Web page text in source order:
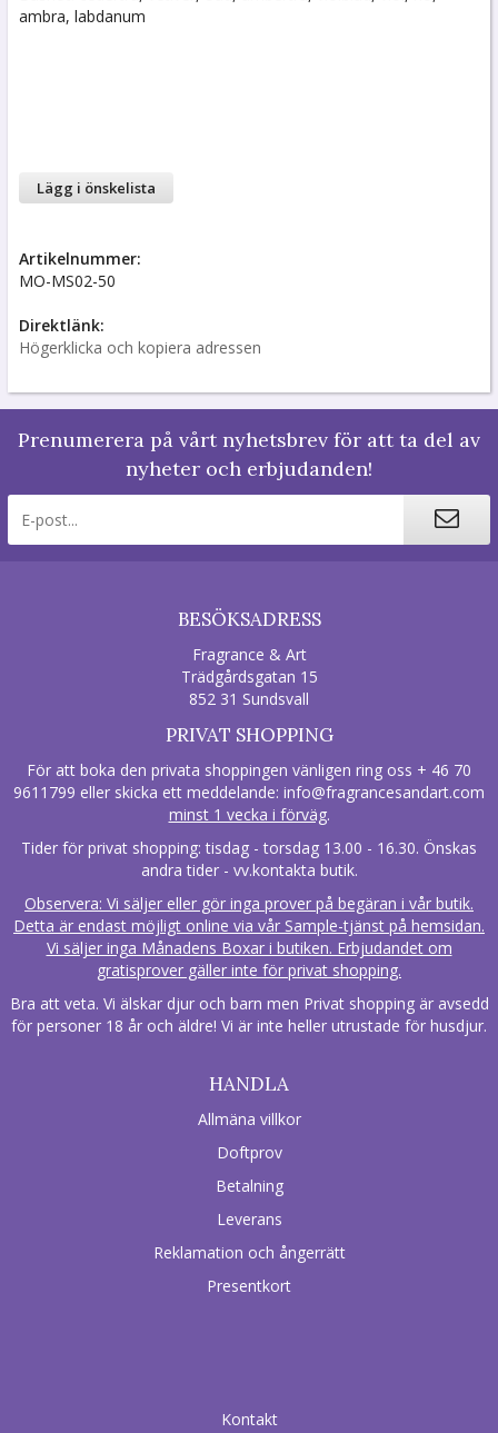
ambra, labdanum
Lägg i önskelista
Artikelnummer:
MO-MS02-50
Direktlänk:
Högerklicka och kopiera adressen
Prenumerera på vårt nyhetsbrev för att ta del av
nyheter och erbjudanden!
BESÖKSADRESS
Fragrance & Art
Trädgårdsgatan 15
852 31 Sundsvall
PRIVAT SHOPPING
För att boka den privata shoppingen vänligen ring oss + 46 70
9611799 eller skicka ett meddelande: info@fragrancesandart.com
minst 1 vecka i förväg.
Tider för privat shopping: tisdag - torsdag 13.00 - 16.30. Önskas
andra tider - vv.kontakta butik.
Observera: Vi säljer eller gör inga prover på begäran i vår butik.
Detta är endast möjligt online via vår Sample-tjänst på hemsidan.
Vi säljer inga Månadens Boxar i butiken. Erbjudandet om
gratisprover gäller inte för privat shopping.
Bra att veta. Vi älskar djur och barn men Privat shopping är avsedd
för personer 18 år och äldre! Vi är inte heller utrustade för husdjur.
HANDLA
Allmäna villkor
Doftprov
Betalning
Leverans
Reklamation och ångerrätt
Presentkort
Kontakt